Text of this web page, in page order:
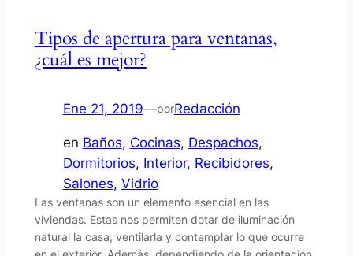
Tipos de apertura para ventanas,
¿cuál es mejor?
Ene 21, 2019—porRedacción
en Baños, Cocinas, Despachos
Dormitorios, Interior, Recibidores
Salones, Vidrio
Las ventanas son un elemento esencial en las
viviendas. Estas nos permiten dotar de iluminación
natural la casa, ventilarla y contemplar lo que ocurre